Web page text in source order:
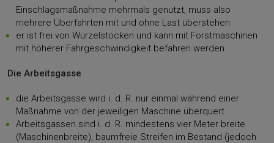
Einschlagsmaßnahme mehrmals genutzt, muss also
mehrere Überfahrten mit und ohne Last überstehen
er ist frei von Wurzelstöcken und kann mit Forstmaschinen
mit höherer Fahrgeschwindigkeit befahren werden
Die Arbeitsgasse
die Arbeitsgasse wird i. d. R. nur einmal während einer
Maßnahme von der jeweiligen Maschine überquert
Arbeitsgassen sind i. d. R. mindestens vier Meter breite
(Maschinenbreite), baumfreie Streifen im Bestand (jedoch